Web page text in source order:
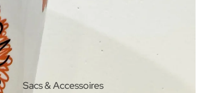
Idées cadeaux
Sacs & Accessoires